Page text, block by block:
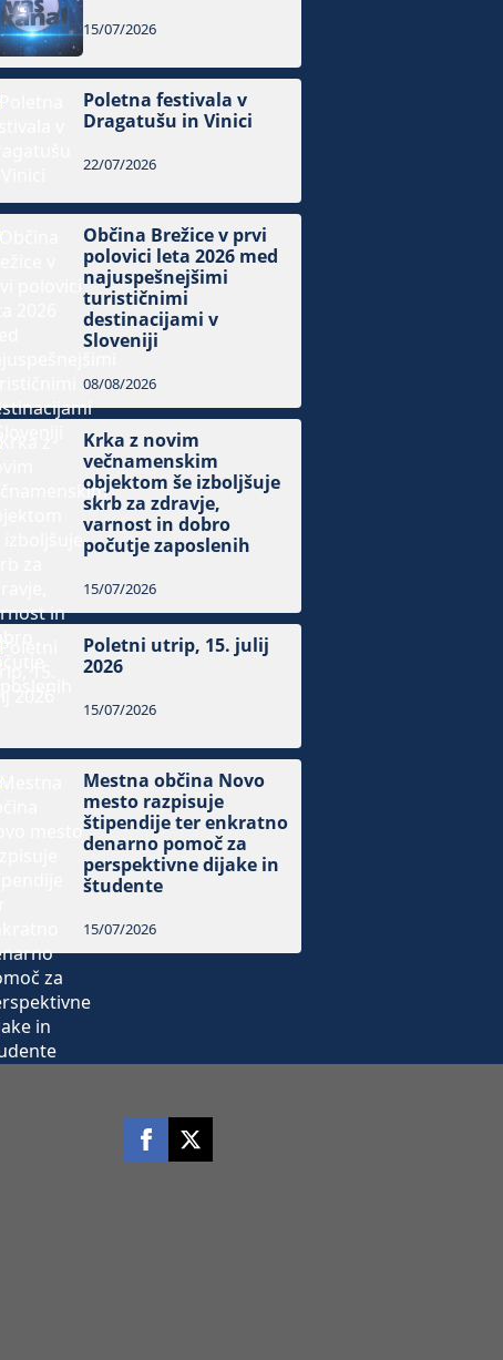
15/07/2026
Poletna festivala v
Dragatušu in Vinici
22/07/2026
Občina Brežice v prvi
polovici leta 2026 med
najuspešnejšimi
turističnimi
destinacijami v
Sloveniji
08/08/2026
Krka z novim
večnamenskim
objektom še izboljšuje
skrb za zdravje,
varnost in dobro
počutje zaposlenih
15/07/2026
Poletni utrip, 15. julij
2026
15/07/2026
Mestna občina Novo
mesto razpisuje
štipendije ter enkratno
denarno pomoč za
perspektivne dijake in
študente
15/07/2026